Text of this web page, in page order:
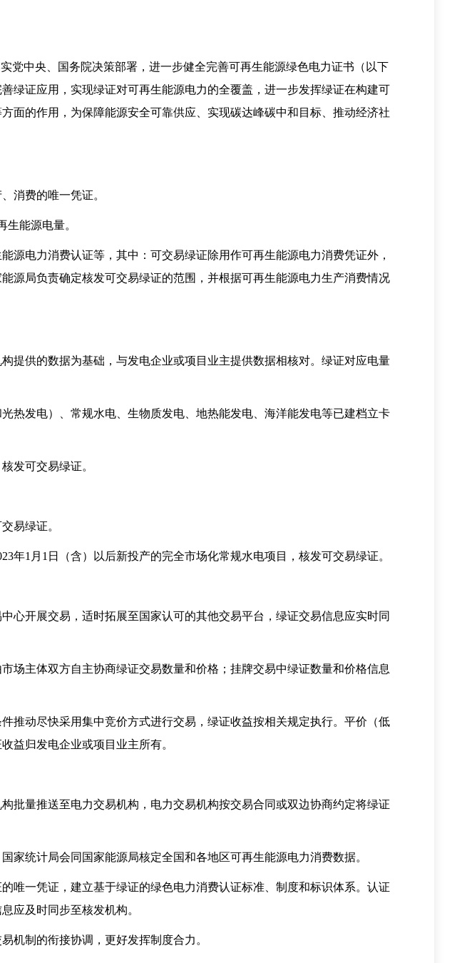
中央、国务院决策部署，进一步健全完善可再生能源绿色电力证书（以下
绿证应用，实现绿证对可再生能源电力的全覆盖，进一步发挥绿证在构建可
面的作用，为保障能源安全可靠供应、实现碳达峰碳中和目标、推动经济社
消费的唯一凭证。
能源电量。
电力消费认证等，其中：可交易绿证除用作可再生能源电力消费凭证外，
源局负责确定核发可交易绿证的范围，并根据可再生能源电力生产消费情况
供的数据为基础，与发电企业或项目业主提供数据相核对。绿证对应电量
发电）、常规水电、生物质发电、地热能发电、海洋能发电等已建档立卡
发可交易绿证。
易绿证。
1月1日（含）以后新投产的完全市场化常规水电项目，核发可交易绿证。
开展交易，适时拓展至国家认可的其他交易平台，绿证交易信息应实时同
主体双方自主协商绿证交易数量和价格；挂牌交易中绿证数量和价格信息
动尽快采用集中竞价方式进行交易，绿证收益按相关规定执行。平价（低
益归发电企业或项目业主所有。
量推送至电力交易机构，电力交易机构按交易合同或双边协商约定将绿证
统计局会同国家能源局核定全国和各地区可再生能源电力消费数据。
一凭证，建立基于绿证的绿色电力消费认证标准、制度和标识体系。认证
应及时同步至核发机构。
制的衔接协调，更好发挥制度合力。